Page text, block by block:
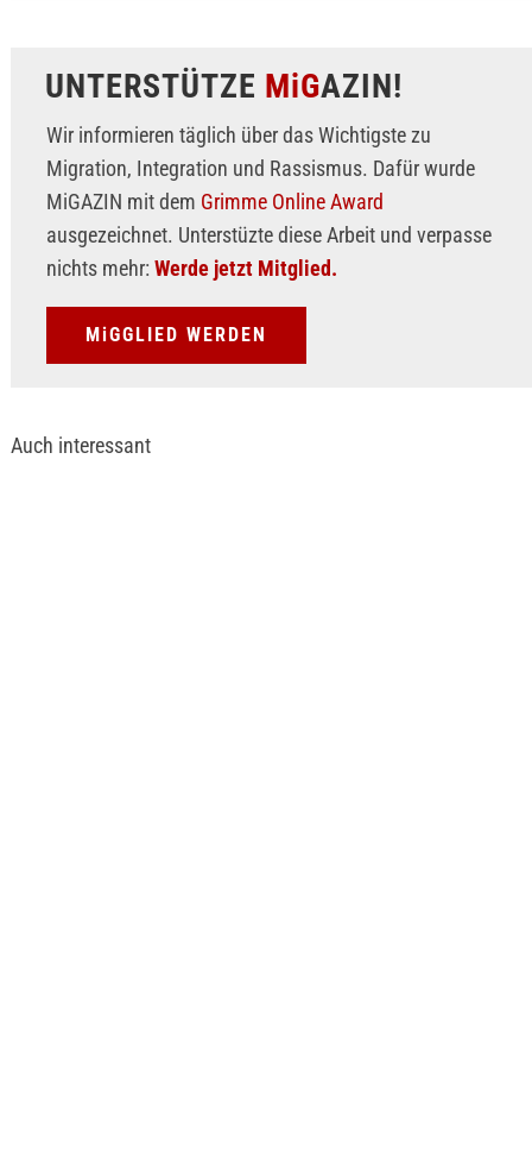
UNTERSTÜTZE MiGAZIN!
Wir informieren täglich über das Wichtigste zu
Migration, Integration und Rassismus. Dafür wurde
MiGAZIN mit dem Grimme Online Award
ausgezeichnet. Unterstüzte diese Arbeit und verpasse
nichts mehr: Werde jetzt Mitglied.
MiGGLIED WERDEN
Auch interessant